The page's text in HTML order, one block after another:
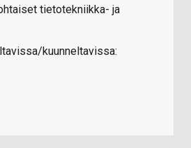
tietotekniikka- ja
kuunneltavissa: